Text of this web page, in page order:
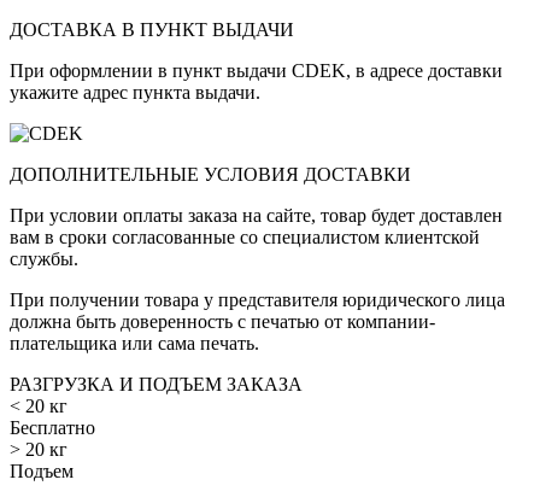
ДОСТАВКА В ПУНКТ ВЫДАЧИ
При оформлении в пункт выдачи CDEK, в адресе доставки
укажите адрес пункта выдачи.
ДОПОЛНИТЕЛЬНЫЕ УСЛОВИЯ ДОСТАВКИ
При условии оплаты заказа на сайте, товар будет доставлен
вам в сроки согласованные со специалистом клиентской
службы.
При получении товара у представителя юридического лица
должна быть доверенность с печатью от компании-
плательщика или сама печать.
РАЗГРУЗКА И ПОДЪЕМ ЗАКАЗА
< 20 кг
Бесплатно
> 20 кг
Подъем